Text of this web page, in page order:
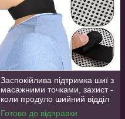
Заспокійлива підтримка шиї з
масажними точками, захист -
коли продуло шийний відділ
хребта
Готово до відправки